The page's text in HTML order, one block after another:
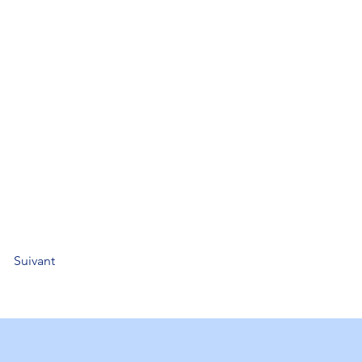
Suivant